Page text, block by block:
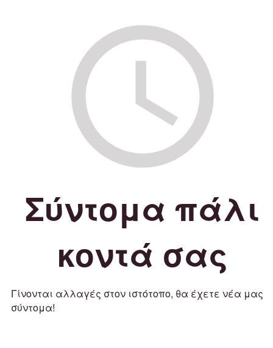
Σύντομα πάλι
κοντά σας
Γίνονται αλλαγές στον ιστότοπο, θα έχετε νέα μας
σύντομα!